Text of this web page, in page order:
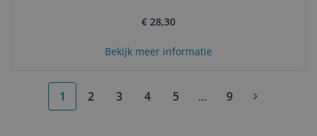
€ 28,30
Bekijk meer informatie
1 2 3 4 5 ...More pages
9